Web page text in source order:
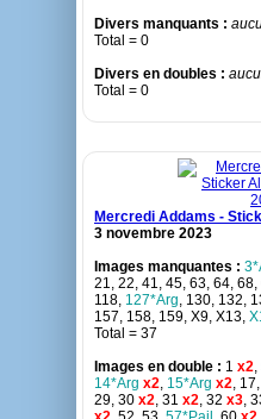
Divers manquants :
Total = 0
Divers en doubles :
Total = 0
Mercredi Addams -
3 novembre 2023
Images manquantes :
21, 22, 41, 45, 63, 64, 68,
118, 127*Arg, 130, 132,
157, 158, 159, X9, X13,
Total = 37
Images en double : 1 x2,
14*Arg x2, 15*Arg x2,
29, 30 x2, 31 x2, 32 x3,